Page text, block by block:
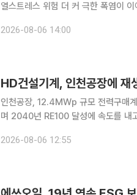
열스트레스 위험 더 커 극한 폭염이 이어지는 가운데 탄소 감축이 이뤄지지 않으면 21세기 후반 우
치단체 3곳 중 2곳에서는 가벼운 야
2026-08-06 14:00
HD건설기계, 인천공장에 재
인천공장, 12.4MWp 규모 전력구매계약 체결 HD건설기계가 사업장의 재생에
며 2040년 RE100 달성에 속도를 내고 있다고 6일 밝혔다.
했다. 이번 계약을 통해 HD건설기
2026-08-06 12:55